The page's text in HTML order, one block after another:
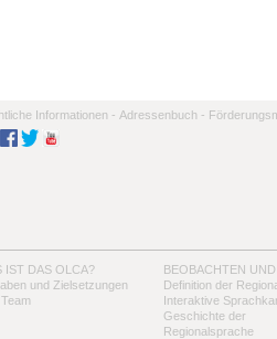
Informationen - Adressenbuch -
IST DAS OLCA?
und Zielsetzungen
BEOBACHTEN
Definition der
Interaktive
Geschichte der
Regionalsprache